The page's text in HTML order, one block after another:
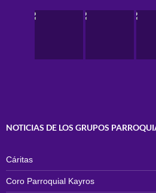
NOTICIAS DE LOS GRUPOS
Cáritas
Coro Parroquial Kayros